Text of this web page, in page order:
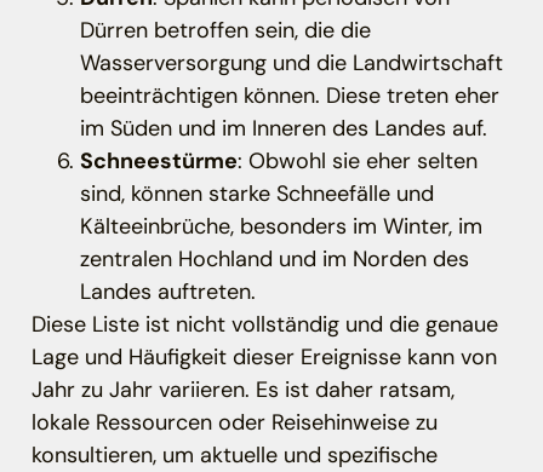
Dürren betroffen sein, die die
Wasserversorgung und die Landwirtschaft
beeinträchtigen können. Diese treten eher
im Süden und im Inneren des Landes auf.
Schneestürme: Obwohl sie eher selten
sind, können starke Schneefälle und
Kälteeinbrüche, besonders im Winter, im
zentralen Hochland und im Norden des
Landes auftreten.
Diese Liste ist nicht vollständig und die genaue
Lage und Häufigkeit dieser Ereignisse kann von
Jahr zu Jahr variieren. Es ist daher ratsam,
lokale Ressourcen oder Reisehinweise zu
konsultieren, um aktuelle und spezifische